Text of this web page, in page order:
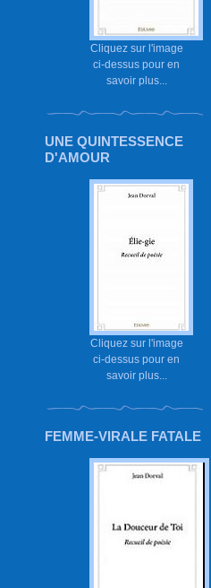
Cliquez sur l'image
ci-dessus pour en
savoir plus...
UNE QUINTESSENCE
D'AMOUR
Cliquez sur l'image
ci-dessus pour en
savoir plus...
FEMME-VIRALE FATALE